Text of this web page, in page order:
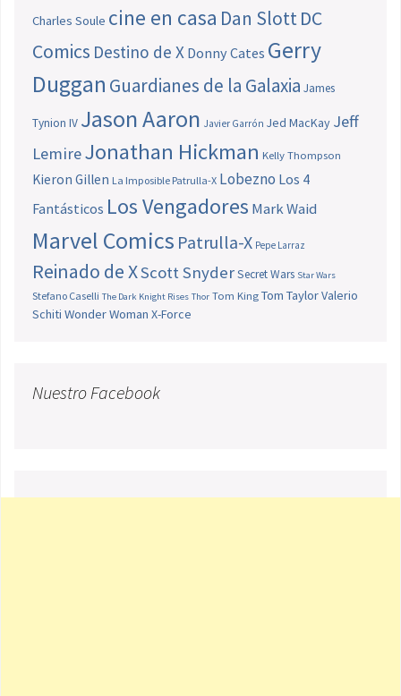
Charles Soule cine en casa Dan SlottDC
Comics Destino de X Donny Cates Gerry
Duggan Guardianes de la Galaxia James
Tynion IV Jason Aaron Javier Garrón Jed MacKay Jeff
LemireJonathan Hickman Kelly Thompson
Kieron Gillen La Imposible Patrulla-X Lobezno Los 4
Fantásticos Los Vengadores Mark Waid
Marvel Comics Patrulla-X Pepe Larraz
Reinado de XScott SnyderSecret Wars Star Wars
Stefano Caselli The Dark Knight Rises Thor Tom King Tom TaylorValerio
Schiti Wonder Woman X-Force
Nuestro Facebook